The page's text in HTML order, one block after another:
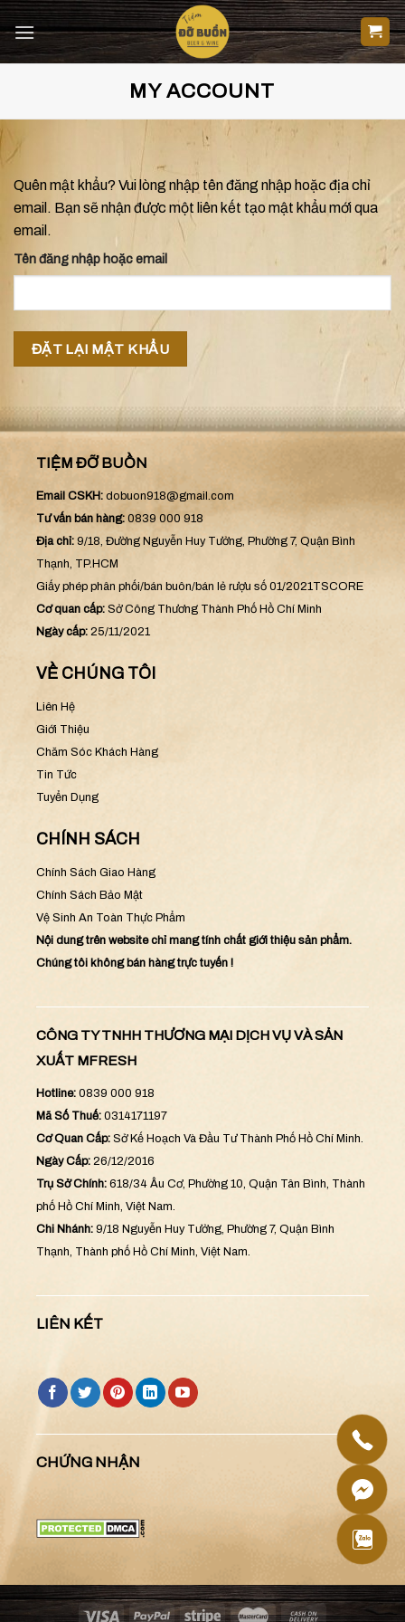
Skip
to
content
MY ACCOUNT
Quên mật khẩu? Vui lòng nhập tên đăng nhập hoặc địa chỉ
email. Bạn sẽ nhận được một liên kết tạo mật khẩu mới qua
email.
Tên đăng nhập hoặc email
ĐẶT LẠI MẬT KHẨU
TIỆM ĐỠ BUỒN
Email CSKH: dobuon918@gmail.com
Tư vấn bán hàng: 0839 000 918
Địa chỉ: 9/18, Đường Nguyễn Huy Tưởng, Phường 7, Quận Bình
Thạnh, TP.HCM
Giấy phép phân phối/bán buôn/bán lẻ rượu số 01/2021TSCORE
Cơ quan cấp: Sở Công Thương Thành Phố Hồ Chí Minh
Ngày cấp: 25/11/2021
VỀ CHÚNG TÔI
Liên Hệ
Giới Thiệu
Chăm Sóc Khách Hàng
Tin Tức
Tuyển Dụng
CHÍNH SÁCH
Chính Sách Giao Hàng
Chính Sách Bảo Mật
Vệ Sinh An Toàn Thực Phẩm
Nội dung trên website chỉ mang tính chất giới thiệu sản phẩm.
Chúng tôi không bán hàng trực tuyến !
CÔNG TY TNHH THƯƠNG MẠI DỊCH VỤ VÀ SẢN
XUẤT MFRESH
Hotline: 0839 000 918
Mã Số Thuế: 0314171197
Cơ Quan Cấp: Sở Kế Hoạch Và Đầu Tư Thành Phố Hồ Chí Minh.
Ngày Cấp: 26/12/2016
Trụ Sở Chính: 618/34 Âu Cơ, Phường 10, Quận Tân Bình, Thành
phố Hồ Chí Minh, Việt Nam.
Chi Nhánh: 9/18 Nguyễn Huy Tưởng, Phường 7, Quận Bình
Thạnh, Thành phố Hồ Chí Minh, Việt Nam.
LIÊN KẾT
CHỨNG NHẬN